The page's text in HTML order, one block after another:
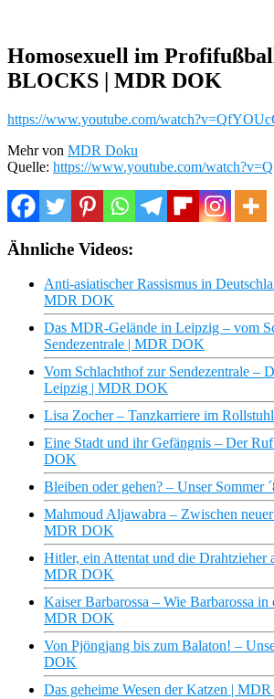
Homosexuell im
BLOCKS | MDR DOK
https://www.youtube.com/
Mehr von MDR Doku
Quelle: https://www.youtube.com/
Ähnliche Videos:
Anti-asiatischer Rassismus in
MDR DOK
Das MDR-Gelände in Leipzig – vom
Sendezentrale | MDR DOK
Vom Schlachthof zur Sendezentrale –
Leipzig | MDR DOK
Lisa Zocher – Tanzkarriere im
Eine Stadt und ihr Gefängnis – Der
DOK
Bleiben oder gehen? – Unser Sommer
Mahmoud Aljawabra – Zwischen
MDR DOK
Hitler, ein Attentat und die Drahtzieher
MDR DOK
Kaiser Barbarossa – Wie Barbarossa
MDR DOK
Von Pjöngjang bis zum Balaton! –
DOK
Das geheime Wesen der Katzen |